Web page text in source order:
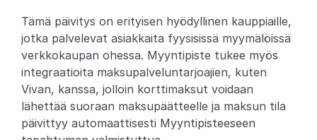
Blogi
Partners
Asiakkaat
Tämä päivitys on erityisen hyödyllinen kauppiaille,
jotka palvelevat asiakkaita fyysisissä myymälöissä
verkkokaupan ohessa. Myyntipiste tukee myös
integraatioita maksupalveluntarjoajien, kuten
Vivan, kanssa, jolloin korttimaksut voidaan
lähettää suoraan maksupäätteelle ja maksun tila
päivittyy automaattisesti Myyntipisteeseen